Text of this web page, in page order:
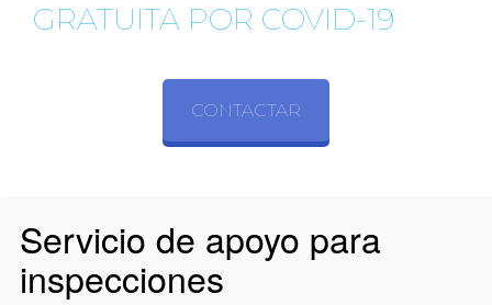
GRATUITA POR COVID-19
CONTACTAR
Servicio de apoyo para
inspecciones